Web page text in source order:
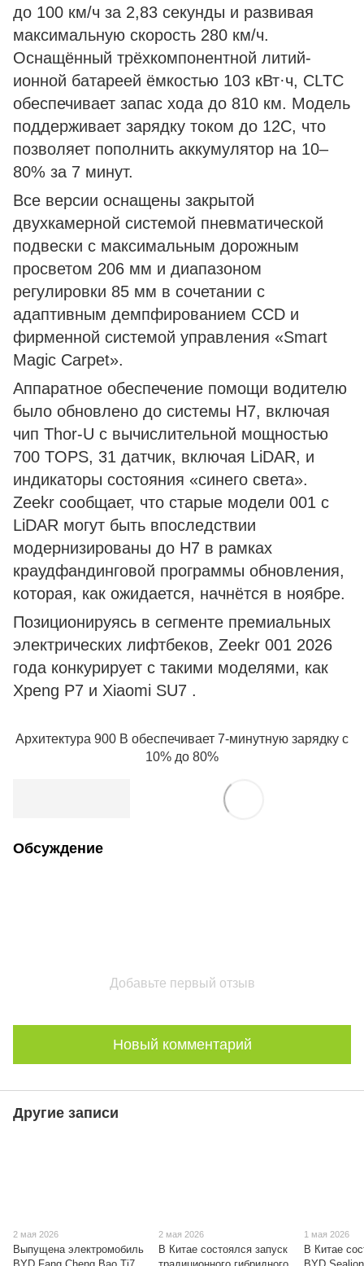
до 100 км/ч за 2,83 секунды и развивая
максимальную скорость 280 км/ч.
Оснащённый трёхкомпонентной литий-
ионной батареей ёмкостью 103 кВт·ч, CLTC
обеспечивает запас хода до 810 км. Модель
поддерживает зарядку током до 12C, что
позволяет пополнить аккумулятор на 10–
80% за 7 минут.
Все версии оснащены закрытой
двухкамерной системой пневматической
подвески с максимальным дорожным
просветом 206 мм и диапазоном
регулировки 85 мм в сочетании с
адаптивным демпфированием CCD и
фирменной системой управления «Smart
Magic Carpet».
Аппаратное обеспечение помощи водителю
было обновлено до системы H7, включая
чип Thor-U с вычислительной мощностью
700 TOPS, 31 датчик, включая LiDAR, и
индикаторы состояния «синего света».
Zeekr сообщает, что старые модели 001 с
LiDAR могут быть впоследствии
модернизированы до H7 в рамках
краудфандинговой программы обновления,
которая, как ожидается, начнётся в ноябре.
Позиционируясь в сегменте премиальных
электрических лифтбеков, Zeekr 001 2026
года конкурирует с такими моделями, как
Xpeng P7 и Xiaomi SU7 .
Архитектура 900 В обеспечивает 7-минутную зарядку с
10% до 80%
Обсуждение
Добавьте первый отзыв
Новый комментарий
Другие записи
2 мая 2026
Выпущена электромобиль
2 мая 2026
В Китае состоялся запуск
1 мая 2026
В Китае